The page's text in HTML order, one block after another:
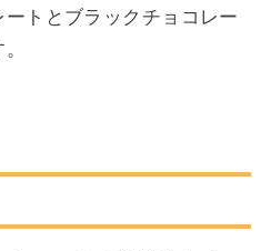
トとブラックチョコレー